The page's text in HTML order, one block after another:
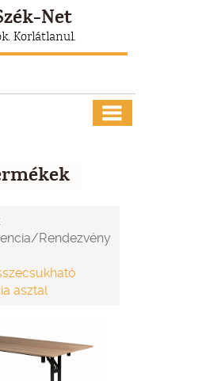
Net
Korlátlanul.
Rendezvény
asztal